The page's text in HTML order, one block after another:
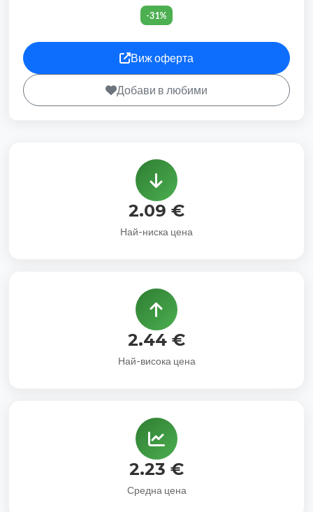
-31%
Виж оферта
Добави в любими
2.09 €
Най-ниска цена
2.44 €
Най-висока цена
2.23 €
Средна цена